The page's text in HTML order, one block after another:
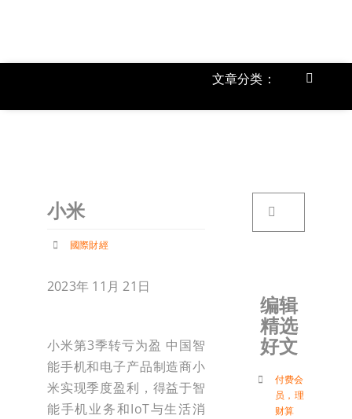
文章分类：
Toggle
小米
國際財經
2023年 11月 21日
小米第3季转亏为盈 中国智
能手机和电子产品制造商小
米实现季度盈利，得益于智
能手机业务和IoT与生活消
编辑
精选
好文
付费会
员 ， 理
财算